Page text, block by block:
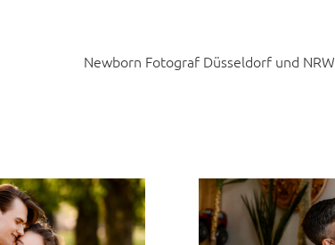
Newborn Fotograf Düsseldorf und NRW